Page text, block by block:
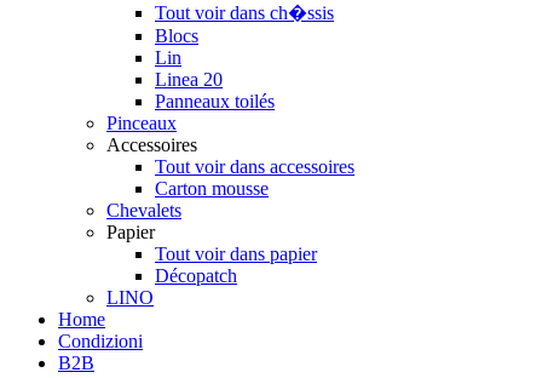
Tout voir dans ch�ssis
Blocs
Lin
Linea 20
Panneaux toilés
Pinceaux
Accessoires
Tout voir dans accessoires
Carton mousse
Chevalets
Papier
Tout voir dans papier
Décopatch
LINO
Home
Condizioni
B2B